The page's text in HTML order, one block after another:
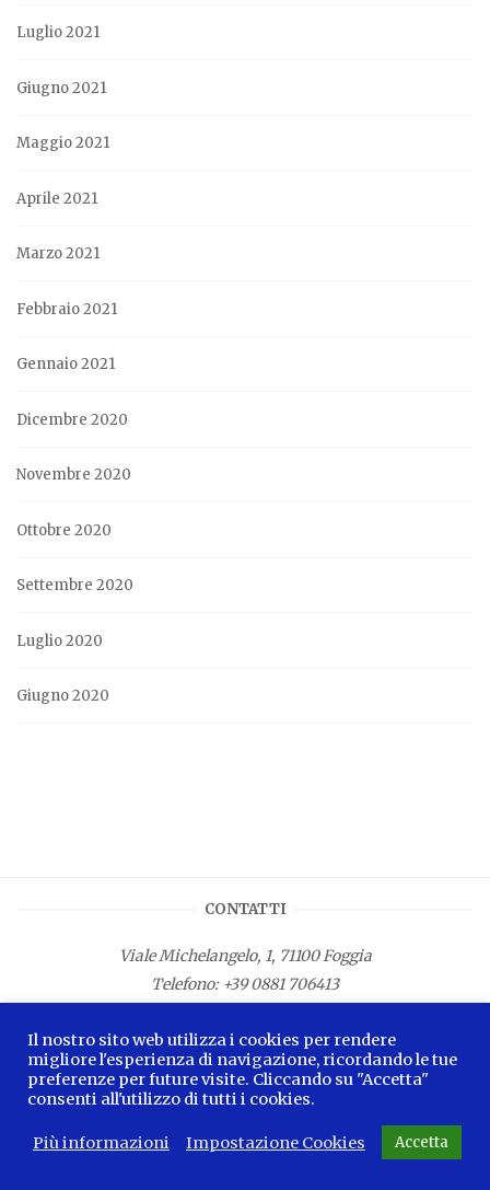
Luglio 2021
Giugno 2021
Maggio 2021
Aprile 2021
Marzo 2021
Febbraio 2021
Gennaio 2021
Dicembre 2020
Novembre 2020
Ottobre 2020
Settembre 2020
Luglio 2020
Giugno 2020
CONTATTI
Viale Michelangelo, 1, 71100 Foggia
Telefono: +39 0881 706413
E-mail:info.lamagnacapitana@regione.puglia.it
Il nostro sito web utilizza i cookies per rendere
migliore l'esperienza di navigazione, ricordando le tue
preferenze per future visite. Cliccando su "Accetta"
consenti all'utilizzo di tutti i cookies.
Più informazioni Impostazione Cookies Accetta